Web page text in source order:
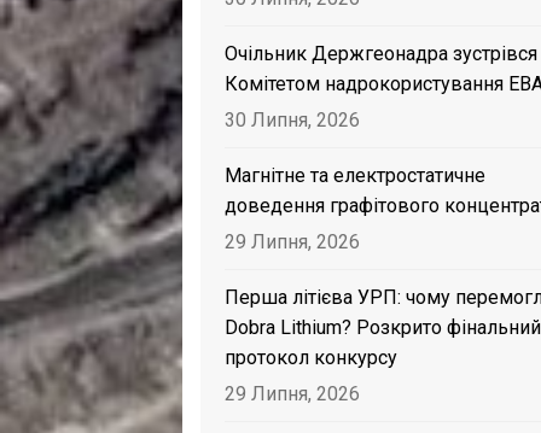
Очільник Держгеонадра зустрівся
Комітетом надрокористування
30 Липня, 2026
Магнітне та електростатичне
доведення графітового
29 Липня, 2026
Перша літієва УРП: чому
Dobra Lithium? Розкрито фінальний
протокол конкурсу
29 Липня, 2026